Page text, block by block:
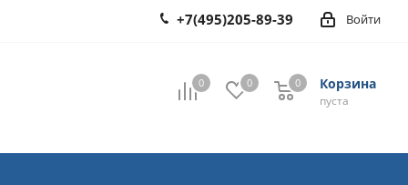
Войти
+7(495)205-89-39
0 0 Корзина
0
пуста
0